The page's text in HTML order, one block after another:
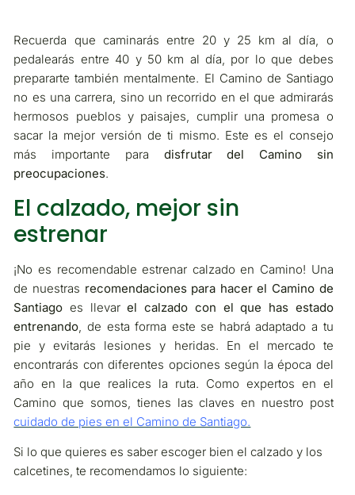
Recuerda que caminarás entre 20 y 25 km al día, o
pedalearás entre 40 y 50 km al día, por lo que debes
prepararte también mentalmente. El Camino de Santiago
no es una carrera, sino un recorrido en el que admirarás
hermosos pueblos y paisajes, cumplir una promesa o
sacar la mejor versión de ti mismo. Este es el consejo
más importante para disfrutar del Camino sin
preocupaciones.
El calzado, mejor sin
estrenar
¡No es recomendable estrenar calzado en Camino! Una
de nuestras recomendaciones para hacer el Camino de
Santiago es llevarel calzado con el que has estado
entrenando , de esta forma este se habrá adaptado a tu
pie y evitarás lesiones y heridas. En el mercado te
encontrarás con diferentes opciones según la época del
año en la que realices la ruta. Como expertos en el
Camino que somos, tienes las claves en nuestro post
cuidado de pies en el Camino de Santiago.
Si lo que quieres es saber escoger bien el calzado y los
calcetines, te recomendamos lo siguiente: